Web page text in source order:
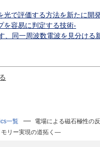
光で評価する方法を新たに開
を容易に判定する技術‐
、同一周波数電波を見分ける
一覧
電場による磁石極性
モリー実現の道拓く―